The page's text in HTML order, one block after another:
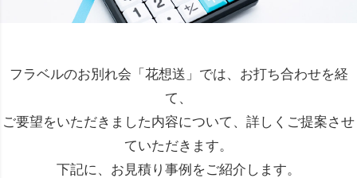
フラベルのお別れ会「花想送」では、お打ち合わせを経
て、
ご要望をいただきました内容について、詳しくご提案させ
ていただきます。
下記に、お見積り事例をご紹介します。